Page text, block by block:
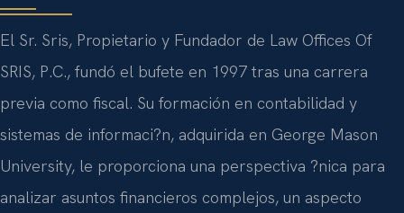
El Sr. Sris, Propietario y Fundador de Law Offices Of
SRIS, P.C., fundó el bufete en 1997 tras una carrera
previa como fiscal. Su formación en contabilidad y
sistemas de informaci?n, adquirida en George Mason
University, le proporciona una perspectiva ?nica para
analizar asuntos financieros complejos, un aspecto